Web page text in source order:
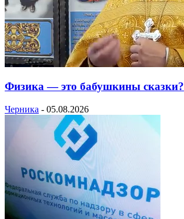
Физика — это бабушкины сказки?
Черника - 05.08.2026